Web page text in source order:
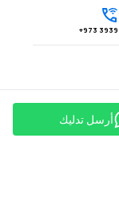
أرسل تدليك